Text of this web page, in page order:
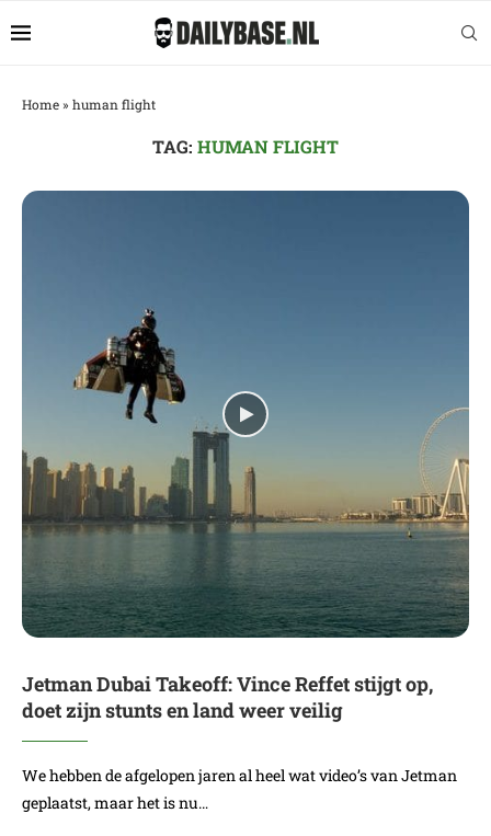
Home» human flight
TAG: HUMAN FLIGHT
Jetman Dubai Takeoff: Vince Reffet stijgt op,
doet zijn stunts en land weer veilig
We hebben de afgelopen jaren al heel wat video’s van Jetman
geplaatst, maar het is nu…